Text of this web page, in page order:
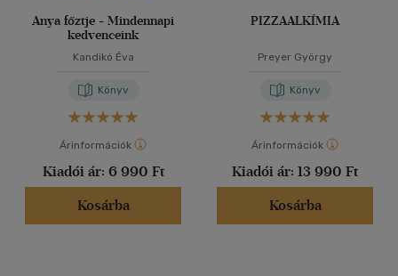
Anya főztje - Mindennapi
kedvenceink
Kandikó Éva
Könyv
Árinformációk
Kiadói ár: 6 990 Ft
Kosárba
PIZZAALKÍMIA
Preyer György
Könyv
Árinformációk
Kiadói ár: 13 990 Ft
Kosárba